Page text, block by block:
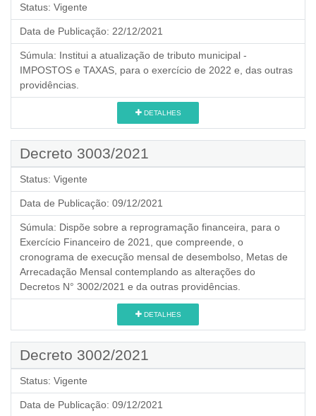
Status: Vigente
Data de Publicação: 22/12/2021
Súmula: Institui a atualização de tributo municipal -
IMPOSTOS e TAXAS, para o exercício de 2022 e, das outras
providências.
DETALHES
Decreto 3003/2021
Status: Vigente
Data de Publicação: 09/12/2021
Súmula: Dispõe sobre a reprogramação financeira, para o
Exercício Financeiro de 2021, que compreende, o
cronograma de execução mensal de desembolso, Metas de
Arrecadação Mensal contemplando as alterações do
Decretos N° 3002/2021 e da outras providências.
DETALHES
Decreto 3002/2021
Status: Vigente
Data de Publicação: 09/12/2021